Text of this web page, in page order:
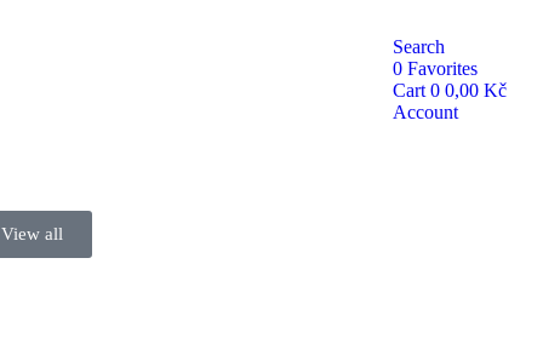
View all
Search
0 Favorites
Cart 0 0,00 Kč
Account